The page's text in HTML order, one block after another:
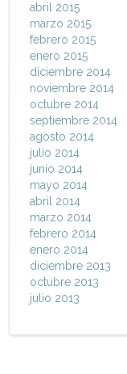
abril 2015
marzo 2015
febrero 2015
enero 2015
diciembre 2014
noviembre 2014
octubre 2014
septiembre 2014
agosto 2014
julio 2014
junio 2014
mayo 2014
abril 2014
marzo 2014
febrero 2014
enero 2014
diciembre 2013
octubre 2013
julio 2013